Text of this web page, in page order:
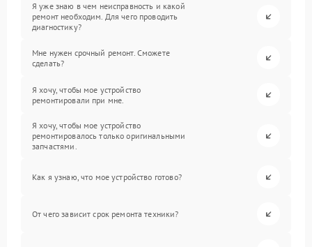
Я уже знаю в чем неисправность и какой
ремонт необходим. Для чего проводить
диагностику?
Мне нужен срочный ремонт. Сможете
сделать?
Я хочу, чтобы мое устройство
ремонтировали при мне.
Я хочу, чтобы мое устройство
ремонтировалось только оригинальными
запчастями.
Как я узнаю, что мое устройство готово?
От чего зависит срок ремонта техники?